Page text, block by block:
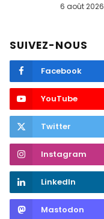
6 août 2026
SUIVEZ-NOUS
Facebook
YouTube
Twitter
Instagram
LinkedIn
Mastodon